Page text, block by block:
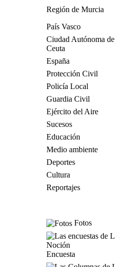
Región de Murcia
País Vasco
Ciudad Autónoma de
Ceuta
España
Protección Civil
Policía Local
Guardia Civil
Ejército del Aire
Sucesos
Educación
Medio ambiente
Deportes
Cultura
Reportajes
Fotos
Encuesta